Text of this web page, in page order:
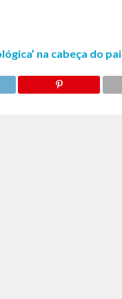
na cabeça do pai